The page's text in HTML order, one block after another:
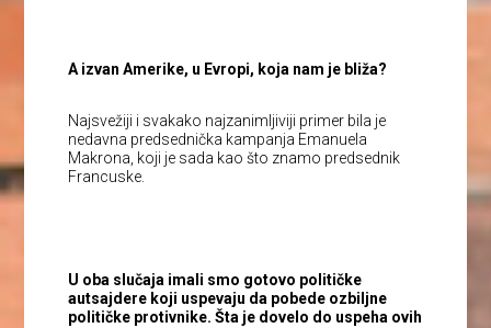
A izvan Amerike, u Evropi, koja nam je bliža?
Najsvežiji i svakako najzanimljiviji primer bila je
nedavna predsednička kampanja Emanuela
Makrona, koji je sada kao što znamo predsednik
Francuske.
U oba slučaja imali smo gotovo političke
autsajdere koji uspevaju da pobede ozbiljne
političke protivnike. Šta je dovelo do uspeha ovih